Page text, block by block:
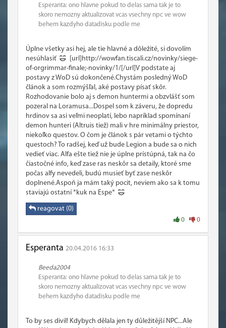
Esperanta: ono hlavne pokud to delas sama tak je to
skoro nemozny aktualizovat vcas vsechny npc ve wow
behem kazdyho datadisku podle me
Úplne všetky asi hej, ale tie hlavné a dôležité, si dovolím
nesúhlasiť
[url]http://wowfan.tiscali.cz/novinky/siege-
of-orgrimmar-finale;-novinky/1/[/url]V podstate aj
postavy z WoD sú dokončené.Chystám posledný WoD
článok a som rozmýšľal, aké postavy písať skôr.
Rozhodovanie bolo aj s demon huntermi a obzvlášť som
pozeral na Loramusa...Dospel som k záveru, že dopredu
hrdinov sa asi veľmi neoplatí, lebo napríklad spomínaní
demon hunteri (Altruis tiež) mali v hre minimálny priestor,
niekoľko questov. O čom je článok s pár vetami o týchto
questoch? To radšej, keď už bude Legion a bude sa o nich
vedieť viac. Alfa ešte tiež nie je úplne prístúpná, tak na čo
čiastočné info, keď zase ras neskôr sa detaily, ktoré sme
počas alfy nevedeli, budú musieť byť zase neskôr
doplnené.Aspoň ja mám taký pocit, neviem ako sa k tomu
staviajú ostatní *kuk na Espe*
reagovat (0)
0 0
Esperanta 20.04.2016 16:33
Beeda2004
Esperanta: ono hlavne pokud to delas sama tak je to
skoro nemozny aktualizovat vcas vsechny npc ve wow
behem kazdyho datadisku podle me
To by ses divil! Kdybych dělala jen ty důležitější NPC...Ale